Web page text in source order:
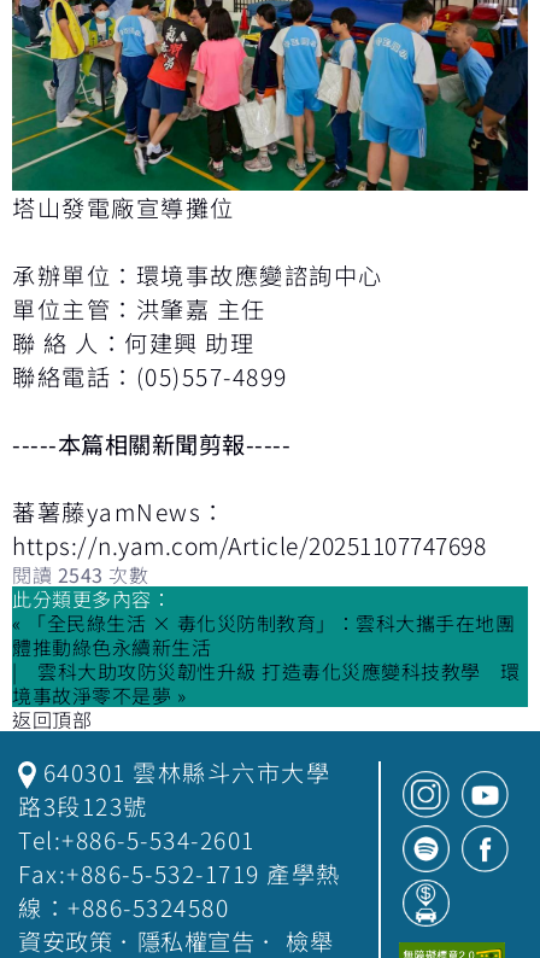
塔山發電廠宣導攤位
承辦單位：環境事故應變諮詢中心
單位主管：洪肇嘉 主任
聯 絡 人：何建興 助理
聯絡電話：(05)557-4899
-----本篇相關新聞剪報-----
蕃薯藤yamNews：
https://n.yam.com/Article/20251107747698
閱讀 2543 次數
此分類更多內容：
« 「全民綠生活 × 毒化災防制教育」：雲科大攜手在地團
體推動綠色永續新生活
雲科大助攻防災韌性升級 打造毒化災應變科技教學 環
境事故淨零不是夢 »
返回頂部
640301 雲林縣斗六市大學
路3段123號
Tel:+886-5-534-2601
Fax:+886-5-532-1719 產學熱
線：+886-5324580
資安政策 ． 隱私權宣告 ． 檢舉